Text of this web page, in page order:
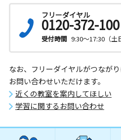
フリーダイヤル
0120-372-100
受付時間 9:30～17:30（土
なお、フリーダイヤルがつなが
お問い合わせいただけます。
近くの教室を案内してほしい
学習に関するお問い合わせ